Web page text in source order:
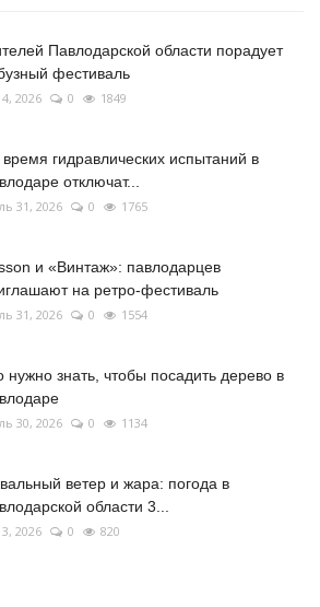
Павлодарской области порадует
фестиваль
2026 0 1849
гидравлических испытаний в
отключат...
31, 2026 0 1765
и «Винтаж»: павлодарцев
на ретро-фестиваль
31, 2026 0 1554
нужно знать, чтобы посадить дерево в
30, 2026 0 1134
ветер и жара: погода в
области 3...
2026 0 820